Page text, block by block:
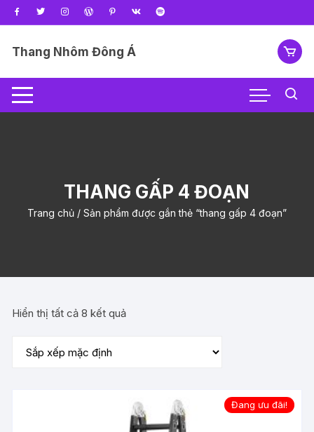
Chuyển
tới
dungThang Nhôm Đông Á
THANG GẤP 4 ĐOẠN
Trang chủ/ Sản phẩm được gắn thẻ “thang gấp 4 đoạn”
Hiển thị tất cả 8 kết quả
Đang ưu đãi!